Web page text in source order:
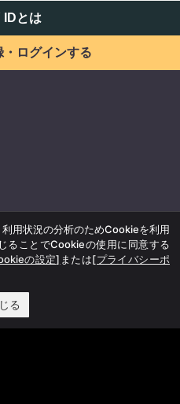
IDとは
・ログインする
用状況の分析のためCookieを利用
ることでCookieの使用に同意する
の設定] または[プライバシーポ
る